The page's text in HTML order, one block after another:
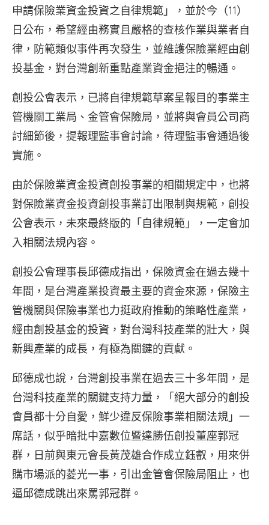
申請保險業資金投資之自律規範」，並於今（11）
日公布，希望經由務實且嚴格的查核作業與業者自
律，防範類似事件再次發生，並維護保險業經由創
投基金，對台灣創新重點產業資金挹注的暢通。
創投公會表示，已將自律規範草案呈報目的事業主
管機關工業局、金管會保險局，並將與會員公司商
討細節後，提報理監事會討論，待理監事會通過後
實施。
由於保險業資金投資創投事業的相關規定中，也將
對保險業資金投資創投事業訂出限制與規範，創投
公會表示，未來最終版的「自律規範」，一定會加
入相關法規內容。
創投公會理事長邱德成指出，保險資金在過去幾十
年間，是台灣產業投資最主要的資金來源，保險主
管機關與保險事業也力挺政府推動的策略性產業，
經由創投基金的投資，對台灣科技產業的壯大，與
新興產業的成長，有極為關鍵的貢獻。
邱德成也說，台灣創投事業在過去三十多年間，是
台灣科技產業的關鍵支持力量，「絕大部分的創投
會員都十分自愛，鮮少違反保險事業相關法規」一
席話，似乎暗批中嘉數位暨達勝伍創投董座郭冠
群，日前與東元會長黃茂雄合作成立鈺叡，用來併
購市場派的菱光一事，引出金管會保險局阻止，也
逼邱德成跳出來罵郭冠群。